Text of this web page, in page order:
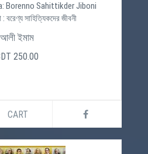
Borenno Sahittikder Jiboni
সাহিত্যিকদের জীবনী
আলী ইমাম
250.00
CART